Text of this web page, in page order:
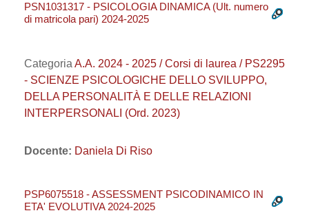
PSN1031317 - PSICOLOGIA DINAMICA (Ult. numero
di matricola pari) 2024-2025
Categoria A.A. 2024 - 2025 / Corsi di laurea / PS2295
- SCIENZE PSICOLOGICHE DELLO SVILUPPO,
DELLA PERSONALITÀ E DELLE RELAZIONI
INTERPERSONALI (Ord. 2023)
Docente: Daniela Di Riso
PSP6075518 - ASSESSMENT PSICODINAMICO IN
ETA' EVOLUTIVA 2024-2025